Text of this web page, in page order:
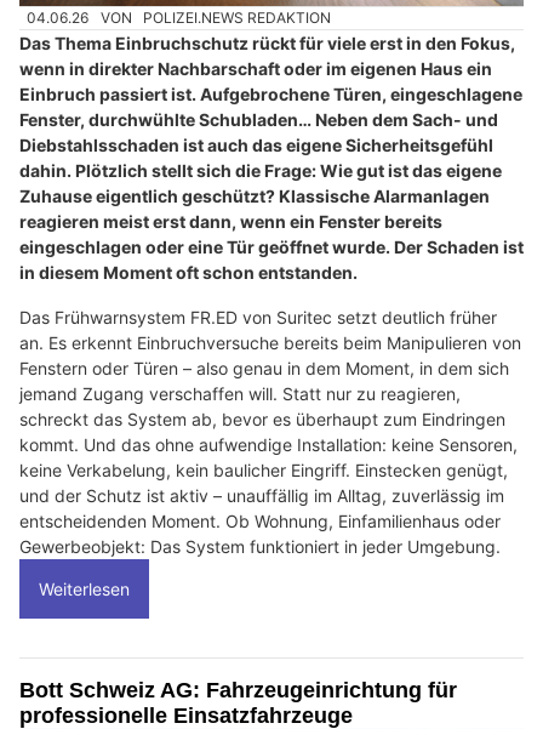
04.06.26 VON POLIZEI.NEWS REDAKTION
Das Thema Einbruchschutz rückt für viele erst in den Fokus,
wenn in direkter Nachbarschaft oder im eigenen Haus ein
Einbruch passiert ist. Aufgebrochene Türen, eingeschlagene
Fenster, durchwühlte Schubladen… Neben dem Sach- und
Diebstahlsschaden ist auch das eigene Sicherheitsgefühl
dahin. Plötzlich stellt sich die Frage: Wie gut ist das eigene
Zuhause eigentlich geschützt? Klassische Alarmanlagen
reagieren meist erst dann, wenn ein Fenster bereits
eingeschlagen oder eine Tür geöffnet wurde. Der Schaden ist
in diesem Moment oft schon entstanden.
Das Frühwarnsystem FR.ED von Suritec setzt deutlich früher
an. Es erkennt Einbruchversuche bereits beim Manipulieren von
Fenstern oder Türen – also genau in dem Moment, in dem sich
jemand Zugang verschaffen will. Statt nur zu reagieren,
schreckt das System ab, bevor es überhaupt zum Eindringen
kommt. Und das ohne aufwendige Installation: keine Sensoren,
keine Verkabelung, kein baulicher Eingriff. Einstecken genügt,
und der Schutz ist aktiv – unauffällig im Alltag, zuverlässig im
entscheidenden Moment. Ob Wohnung, Einfamilienhaus oder
Gewerbeobjekt: Das System funktioniert in jeder Umgebung.
Weiterlesen
Bott Schweiz AG: Fahrzeugeinrichtung für
professionelle Einsatzfahrzeuge